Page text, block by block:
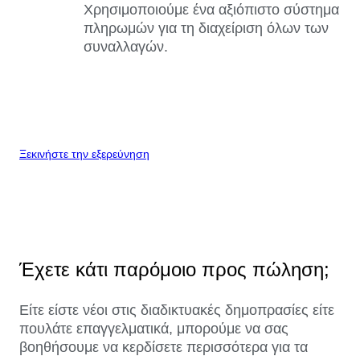
Χρησιμοποιούμε ένα αξιόπιστο σύστημα
πληρωμών για τη διαχείριση όλων των
συναλλαγών.
Ξεκινήστε την εξερεύνηση
Έχετε κάτι παρόμοιο προς πώληση;
Είτε είστε νέοι στις διαδικτυακές δημοπρασίες είτε
πουλάτε επαγγελματικά, μπορούμε να σας
βοηθήσουμε να κερδίσετε περισσότερα για τα